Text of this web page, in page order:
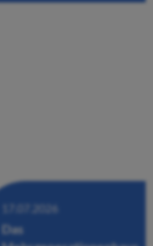
Fuldastraße
17.07.2026
Das